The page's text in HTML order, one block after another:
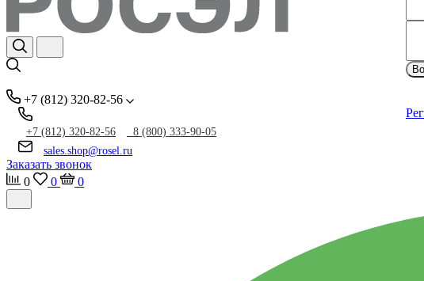
+7 (812) 320-82-56
+7 (812) 320-82-56
8 (800) 333-90-05
sales.shop@rosel.ru
Заказать звонок
0
0 0